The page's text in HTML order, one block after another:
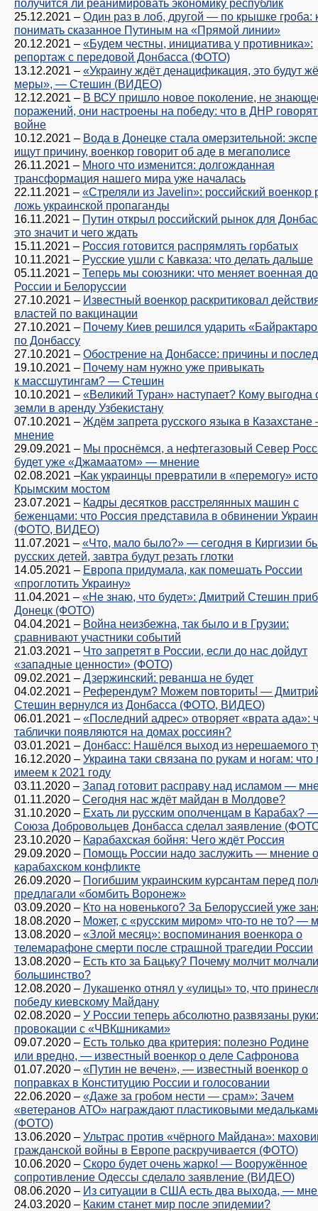
получится ли реанимировать экономику республик
25.12.2021 – Один раз в лоб, другой — по крышке гроба:
понимать сказанное Путиным на «Прямой линии»
20.12.2021 – «Будем честны, инициатива у противника»:
репортаж с передовой Донбасса (ФОТО)
13.12.2021 – «Украину ждёт денацификация, это будут
меры», — Стешин (ВИДЕО)
12.12.2021 – В ВСУ пришло новое поколение, не
поражений, они настроены на победу: что в ДНР
войне
10.12.2021 – Вода в Донецке стала омерзительной:
ищут причину, военкор говорит об аде в мегаполисе
26.11.2021 – Много что изменится: долгожданная
трансформация нашего мира уже началась
22.11.2021 – «Стреляли из Javelin»: российский военкор
ложь украинской пропаганды
16.11.2021 – Путин открыл российский рынок для
это значит и чего ждать
15.11.2021 – Россия готовится распрямлять горбатых
10.11.2021 – Русские ушли с Кавказа: что делать дальше
05.11.2021 – Теперь мы союзники: что меняет военная
России и Белоруссии
27.10.2021 – Известный военкор раскритиковал
властей по вакцинации
27.10.2021 – Почему Киев решился ударить
по Донбассу
27.10.2021 – Обострение на Донбассе: причины и
19.10.2021 – Почему нам нужно уже привыкать
к массшутингам? — Стешин
10.10.2021 – «Великий Туран» наступает? Кому выгодна
земли в аренду Узбекистану
07.10.2021 – Ждём запрета русского языка в
мнение
29.09.2021 – Мы проснёмся, а нефтегазовый Север
будет уже «Джамаатом» — мнение
02.08.2021 –​​Как украинцы превратили в «перемогу»
Крымским мостом
23.07.2021 – Кадры десятков расстрелянных машин с
беженцами: что Россия представила в обвинении
(ФОТО, ВИДЕО)
11.07.2021 – «Что, мало было?» — сегодня в Киргизии
русских детей, завтра будут резать глотки
14.05.2021 – Европа придумала, как помешать России
«проглотить Украину»
11.04.2021 – «Не знаю, что будет»: Дмитрий Стешин
Донецк (ФОТО)
04.04.2021 – Война неизбежна, так было и в Грузии:
сравнивают участники событий
21.03.2021 – Что запретят в России, если до нас дойдут
«западные ценности» (ФОТО)
09.02.2021 – Дзержинский: реванша не будет
04.02.2021 – Референдум? Можем повторить! —
Стешин вернулся из Донбасса (ФОТО, ВИДЕО)
06.01.2021 – «Последний адрес» отворяет «врата ада»:
таблички появляются на домах россиян?
03.01.2021 – Донбасс: Нашёлся выход из нерешаемого
16.12.2020 – Украина таки связана по рукам и ногам:
имеем к 2021 году
03.11.2020 – Запад готовит расправу над исламом —
01.11.2020 – Сегодня нас ждёт майдан в Молдове?
31.10.2020 – Ехать ли русским ополченцам в Карабах?
Союза Добровольцев Донбасса сделал заявление
23.10.2020 – Карабахская бойня: Чего ждёт Россия
29.09.2020 – Помощь России надо заслужить — мнение о
карабахском конфликте
26.09.2020 – Погибшим украинским курсантам перед
предлагали «бомбить Воронеж»
03.09.2020 – Кто на новенького? За Белоруссией уже
18.08.2020 – Может, с «русским миром» что-то не то? —
13.08.2020 – «Злой месяц»: воспоминания военкора о
телемарафоне смерти после страшной трагедии России
13.08.2020 – Есть кто за Бацьку? Почему молчит
большинство?
12.08.2020 – Лукашенко отнял у «улицы» то, что
победу киевскому Майдану
02.08.2020 – У России теперь абсолютно развязаны
провокации с «ЧВКшниками»
09.07.2020 – Есть только два критерия: полезно Родине
или вредно, — известный военкор о деле Сафронова
01.07.2020 – «Путин не вечен», — известный военкор о
поправках в Конституцию России и голосовании
22.06.2020 – «Даже за гробом нести — срам»: Зачем
«ветеранов АТО» награждают пластиковыми
(ФОТО)
13.06.2020 – Ультрас против «чёрного Майдана»:
гражданской войны в Европе раскручивается (ФОТО)
10.06.2020 – Скоро будет очень жарко! — Вооружённое
сопротивление Одессы сделало заявление (ВИДЕО)
08.06.2020 – Из ситуации в США есть два выхода, —
24.03.2020 – Каким станет мир после эпидемии?